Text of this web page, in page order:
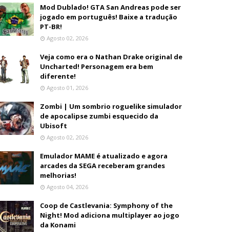
Mod Dublado! GTA San Andreas pode ser
jogado em português! Baixe a tradução
PT-BR!
Agosto 02, 2026
Veja como era o Nathan Drake original de
Uncharted! Personagem era bem
diferente!
Agosto 01, 2026
Zombi | Um sombrio roguelike simulador
de apocalipse zumbi esquecido da
Ubisoft
Agosto 02, 2026
Emulador MAME é atualizado e agora
arcades da SEGA receberam grandes
melhorias!
Agosto 04, 2026
Coop de Castlevania: Symphony of the
Night! Mod adiciona multiplayer ao jogo
da Konami